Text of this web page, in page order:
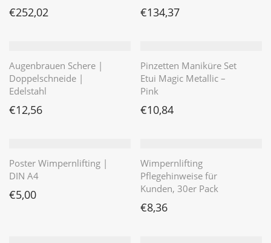
€252,02 €134,37
Augenbrauen Schere |
Doppelschneide |
Edelstahl
€12,56
Pinzetten Maniküre Set
Etui Magic Metallic –
Pink
€10,84
Poster Wimpernlifting |
DIN A4
€5,00
Wimpernlifting
Pflegehinweise für
Kunden, 30er Pack
€8,36